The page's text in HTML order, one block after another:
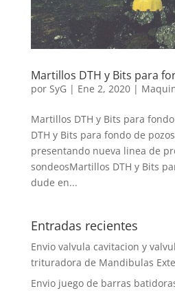
Martillos DTH y Bits para
por SyG | Ene 2, 2020|
Martillos DTH y Bits para
DTH y Bits para fondo de
presentando nueva linea de
sondeosMartillos DTH y Bits
dude en...
Entradas recientes
Envio valvula cavitacion y
trituradora de Mandibulas
Envio juego de barras